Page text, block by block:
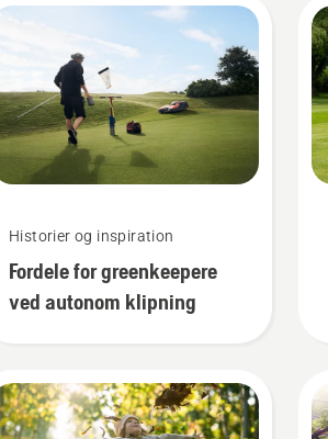
Historier og inspiration
Fordele for greenkeepere
ved autonom klipning